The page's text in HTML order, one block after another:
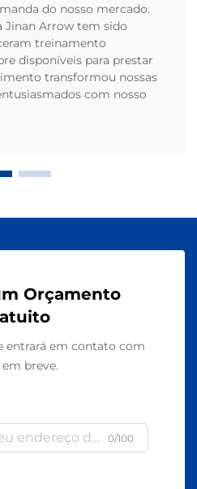
do nosso mercado.
Jinan Arrow tem sido
treinamento
disponíveis para prestar
transformou nossas
com nosso
Orçamento
entrará em contato com
breve.
0/100